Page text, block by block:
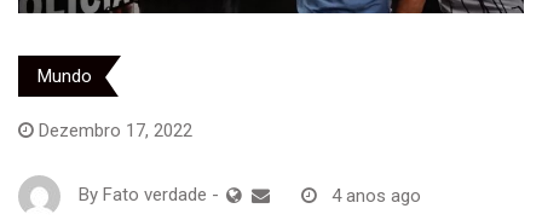
Mundo
Dezembro 17, 2022
By Fato verdade - 4 anos ago